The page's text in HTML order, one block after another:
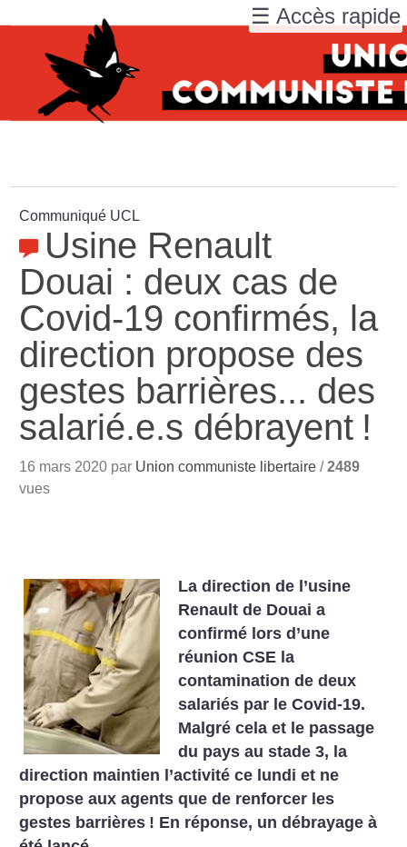
Communiqué UCL
Usine Renault
Douai : deux cas de
Covid-19 confirmés, la
direction propose des
gestes barrières... des
salarié.e.s débrayent !
16 mars 2020 par Union communiste libertaire /2489
vues
La direction de l’usine
Renault de Douai a
confirmé lors d’une
réunion CSE la
contamination de deux
salariés par le Covid-19.
Malgré cela et le passage
du pays au stade 3, la
direction maintien l’activité ce lundi et ne
propose aux agents que de renforcer les
gestes barrières ! En réponse, un débrayage à
☰ Accès rapide